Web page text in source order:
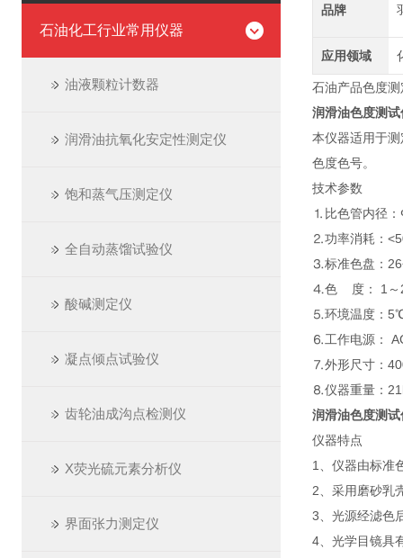
石油化工行业常用仪器
油液颗粒计数器
润滑油抗氧化安定性测定仪
饱和蒸气压测定仪
全自动蒸馏试验仪
酸碱测定仪
凝点倾点试验仪
齿轮油成沟点检测仪
X荧光硫元素分析仪
界面张力测定仪
品牌
应用领域
石油产品色度
润滑油色度测试
本仪器适用于
色度色号。
技术参数
⒈比色管内径
⒉功率消耗：
⒊标准色盘：
⒋色 度： 1～
⒌环境温度：
⒍工作电源：
⒎外形尺寸：
⒏仪器重量：
润滑油色度测试
仪器特点
1、仪器由标准
2、采用磨砂乳
3、光源经滤色
4、光学目镜具